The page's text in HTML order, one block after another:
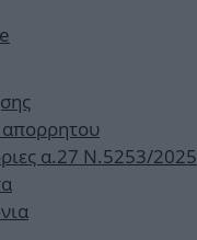
απορρητου
α.27 Ν.5253/2025